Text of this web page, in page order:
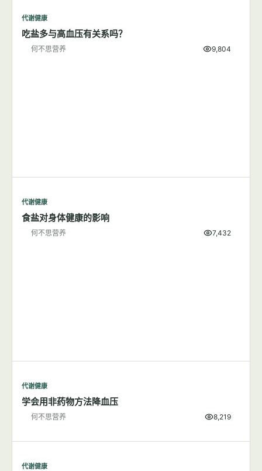
代谢健康
吃盐多与高血压有关系吗？
何不思营养 9,804
代谢健康
食盐对身体健康的影响
何不思营养 7,432
代谢健康
学会用非药物方法降血压
何不思营养 8,219
代谢健康